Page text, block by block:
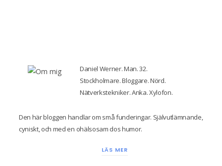
Daniel Werner. Man. 32.
Stockholmare. Bloggare. Nörd.
Nätverkstekniker. Anka. Xylofon.
Den här bloggen handlar om små funderingar. Självutlämnande,
cyniskt, och med en ohälsosam dos humor.
LÄS MER